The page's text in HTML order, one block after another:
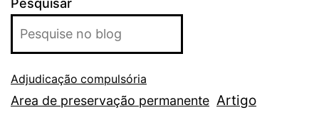
Pesquisar
Adjudicação compulsória
Area de preservação permanente Artigo